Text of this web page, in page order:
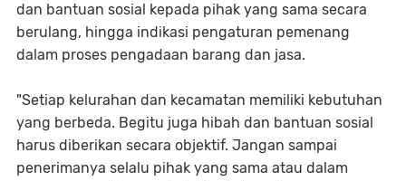
dan bantuan sosial kepada pihak yang sama secara
berulang, hingga indikasi pengaturan pemenang
dalam proses pengadaan barang dan jasa.
"Setiap kelurahan dan kecamatan memiliki kebutuhan
yang berbeda. Begitu juga hibah dan bantuan sosial
harus diberikan secara objektif. Jangan sampai
penerimanya selalu pihak yang sama atau dalam